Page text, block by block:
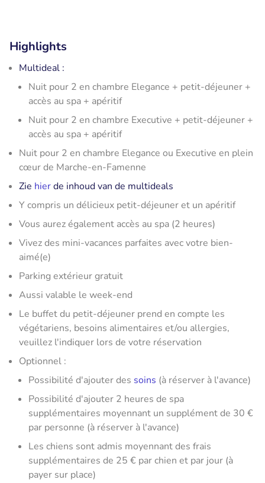
Highlights
Multideal :
Nuit pour 2 en chambre Elegance + petit-déjeuner +
accès au spa + apéritif
Nuit pour 2 en chambre Executive + petit-déjeuner +
accès au spa + apéritif
Nuit pour 2 en chambre Elegance ou Executive en plein
cœur de Marche-en-Famenne
Zie hierde inhoud van de multideals
Y compris un délicieux petit-déjeuner et un apéritif
Vous aurez également accès au spa (2 heures)
Vivez des mini-vacances parfaites avec votre bien-
aimé(e)
Parking extérieur gratuit
Aussi valable le week-end
Le buffet du petit-déjeuner prend en compte les
végétariens, besoins alimentaires et/ou allergies,
veuillez l'indiquer lors de votre réservation
Optionnel :
Possibilité d'ajouter des soins (à réserver à l'avance)
Possibilité d'ajouter 2 heures de spa
supplémentaires moyennant un supplément de 30 €
par personne (à réserver à l'avance)
Les chiens sont admis moyennant des frais
supplémentaires de 25 € par chien et par jour (à
payer sur place)